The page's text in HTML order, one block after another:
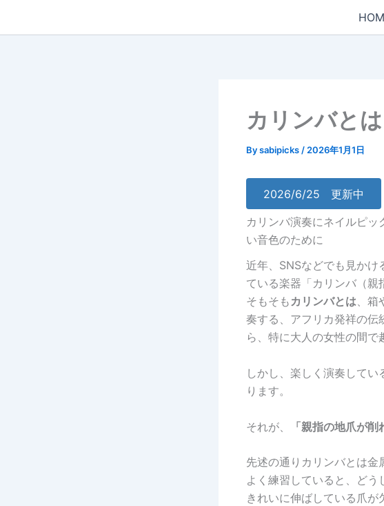
カリンバとは
Bysabipicks / 2026年1月1日
2026/6/25 更新中
カリンバ演奏にネイルピ
い音色のために
近年、SNSなどでも見かけ
ている楽器「カリンバ（親
そもそも カリンバとは、箱
奏する、アフリカ発祥の伝
ら、特に大人の女性の間で
しかし、楽しく演奏して
ります。
それが、 「親指の地爪が削
先述の通りカリンバとは
よく練習していると、どう
きれいに伸ばしている爪が